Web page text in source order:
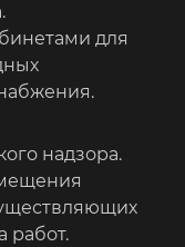
для
надзора.
работ.